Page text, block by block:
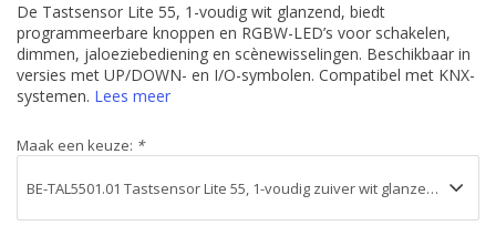
De Tastsensor Lite 55, 1-voudig wit glanzend, biedt
programmeerbare knoppen en RGBW-LED’s voor schakelen,
dimmen, jaloeziebediening en scènewisselingen. Beschikbaar in
versies met UP/DOWN- en I/O-symbolen. Compatibel met KNX-
systemen. Lees meer
Maak een keuze: *